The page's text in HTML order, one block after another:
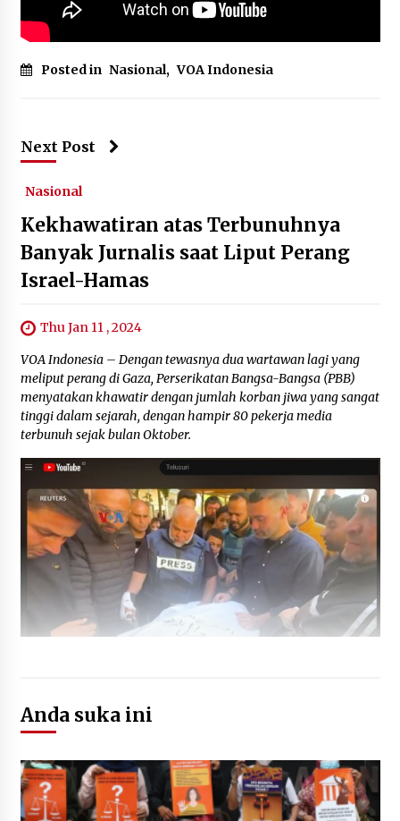
Hilang
Posted in Nasional, VOA Indonesia
Next Post
Nasional
Kekhawatiran atas Terbunuhnya
Banyak Jurnalis saat Liput Perang
Israel-Hamas
Thu Jan 11 , 2024
VOA Indonesia – Dengan tewasnya dua wartawan lagi yang
meliput perang di Gaza, Perserikatan Bangsa-Bangsa (PBB)
menyatakan khawatir dengan jumlah korban jiwa yang sangat
tinggi dalam sejarah, dengan hampir 80 pekerja media
terbunuh sejak bulan Oktober.
Anda suka ini